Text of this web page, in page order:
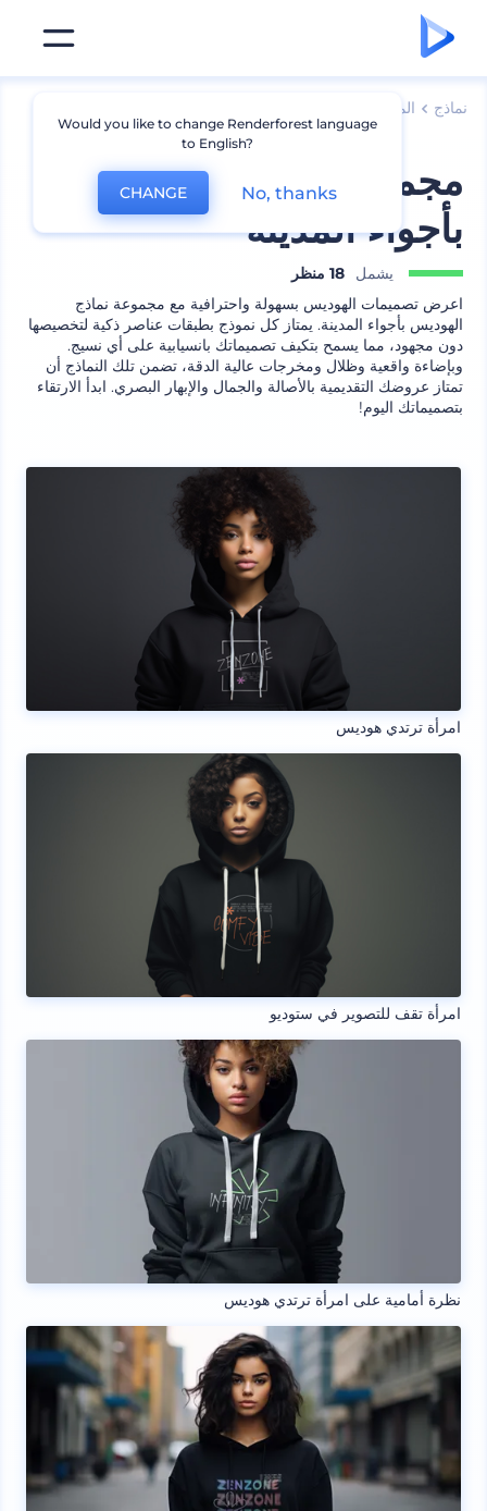
نماذج الملابس
مجموعة نماذج هوديس
بأجواء المدينة
يشمل
18 منظر
اعرض تصميمات الهوديس بسهولة واحترافية مع مجموعة نماذج
الهوديس بأجواء المدينة. يمتاز كل نموذج بطبقات عناصر ذكية لتخصيصها
دون مجهود، مما يسمح بتكيف تصميماتك بانسيابية على أي نسيج.
وبإضاءة واقعية وظلال ومخرجات عالية الدقة، تضمن تلك النماذج أن
تمتاز عروضك التقديمية بالأصالة والجمال والإبهار البصري. ابدأ الارتقاء
بتصميماتك اليوم!
امرأة ترتدي هوديس
امرأة تقف للتصوير في ستوديو
نظرة أمامية على امرأة ترتدي هوديس
Would you like to change Renderforest language
to English?
CHANGE No, thanks